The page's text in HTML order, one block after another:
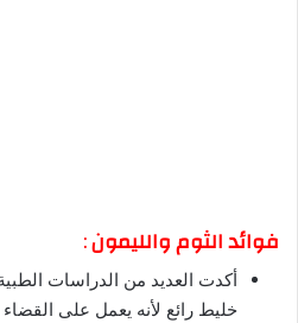
فوائد الثوم والليمون:
أكدت العديد من الدراسات
خليط رائع لأنه يعمل على